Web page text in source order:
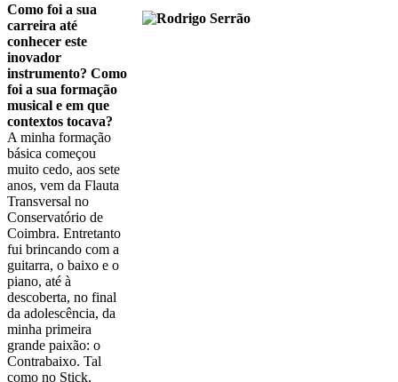
Como foi a sua
carreira até
conhecer este
inovador
instrumento? Como
foi a sua formação
musical e em que
contextos tocava?
A minha formação
básica começou
muito cedo, aos sete
anos, vem da Flauta
Transversal no
Conservatório de
Coimbra. Entretanto
fui brincando com a
guitarra, o baixo e o
piano, até à
descoberta, no final
da adolescência, da
minha primeira
grande paixão: o
Contrabaixo. Tal
como no Stick,